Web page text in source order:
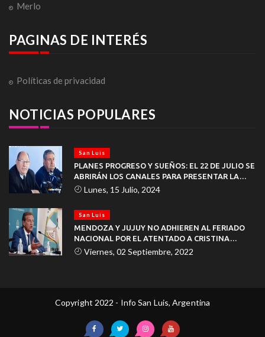
Merlo
PAGINAS DE INTERÉS
Políticas de privacidad
NOTICIAS POPULARES
San Luis
PLANES PROGRESO Y SUEÑOS: EL 22 DE JULIO SE
ABRIRÁN LOS CANALES PARA PRESENTAR LA
DOCUMENTACIÓN
Lunes, 15 Julio, 2024
San Luis
MENDOZA Y JUJUY NO ADHIEREN AL FERIADO
NACIONAL POR EL ATENTADO A CRISTINA
KIRCHNER
Viernes, 02 Septiembre, 2022
Copyright 2022 - Info San Luis, Argentina